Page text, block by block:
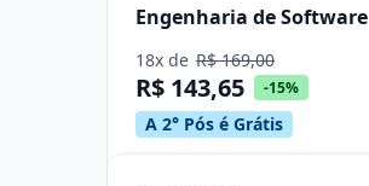
Engenharia de Software
18x de R$ 169,00
R$ 143,65 -15%
A 2° Pós é Grátis